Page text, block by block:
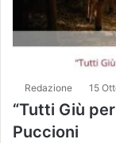
Redazione 15
“Tutti Giù
Puccioni